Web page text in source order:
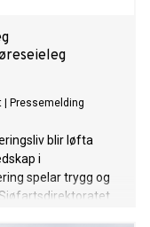
Pressemelding
blir løfta
i
spelar trygg og